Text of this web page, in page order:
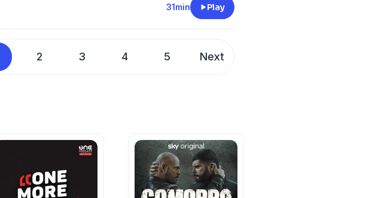
di perizie il cui esito rimarrà incerto fino alla
31min Play
2 3 4 5 Next